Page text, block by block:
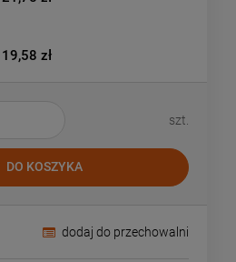
19,58 zł
szt.
DO KOSZYKA
dodaj do przechowalni